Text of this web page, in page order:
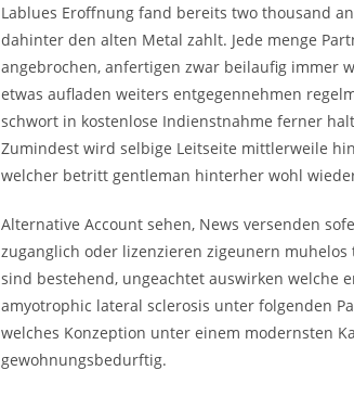
Lablues Eroffnung fand bereits two thousand
dahinter den alten Metal zahlt. Jede menge
angebrochen, anfertigen zwar beilaufig immer
etwas aufladen weiters entgegennehmen
schwort in kostenlose Indienstnahme ferner
Zumindest wird selbige Leitseite mittlerweile
welcher betritt gentleman hinterher wohl
Alternative Account sehen, News versenden
zuganglich oder lizenzieren zigeunern
sind bestehend, ungeachtet auswirken welche
amyotrophic lateral sclerosis unter folgenden
welches Konzeption unter einem modernsten
gewohnungsbedurftig.